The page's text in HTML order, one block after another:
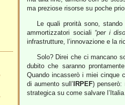
ma preziose risorse su poche
Le quali prorità sono,
ammortizzatori sociali “per i
infrastrutture, l’innovazione e la
Solo? Direi che ci mancano
dubito che saranno
Quando incasserò i miei cinque
di aumento sull’ IRPEF) penserò:
strategica su come salvare